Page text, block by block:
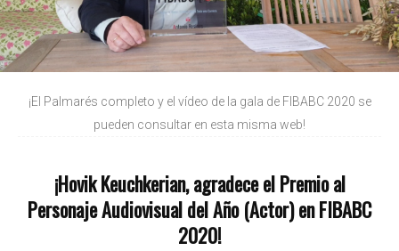
¡El Palmarés completo y el vídeo de la gala de FIBABC 2020 se
pueden consultar en esta misma web!
¡Hovik Keuchkerian, agradece el Premio al
Personaje Audiovisual del Año (Actor) en FIBABC
2020!